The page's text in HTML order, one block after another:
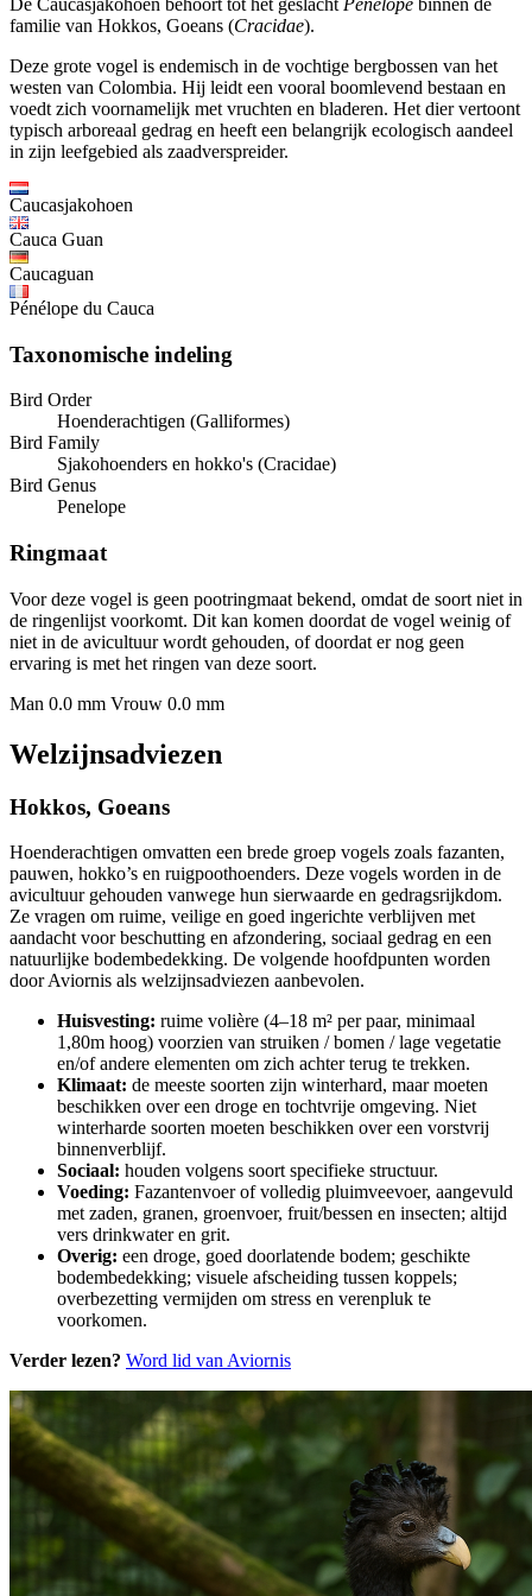
De Caucasjakohoen behoort tot het geslacht Penelope binnen de
familie van Hokkos, Goeans (Cracidae).
Deze grote vogel is endemisch in de vochtige bergbossen van het
westen van Colombia. Hij leidt een vooral boomlevend bestaan en
voedt zich voornamelijk met vruchten en bladeren. Het dier vertoont
typisch arboreaal gedrag en heeft een belangrijk ecologisch aandeel
in zijn leefgebied als zaadverspreider.
Caucasjakohoen
Cauca Guan
Caucaguan
Pénélope du Cauca
Taxonomische indeling
Bird Order
Hoenderachtigen (Galliformes)
Bird Family
Sjakohoenders en hokko's (Cracidae)
Bird Genus
Penelope
Ringmaat
Voor deze vogel is geen pootringmaat bekend, omdat de soort niet in
de ringenlijst voorkomt. Dit kan komen doordat de vogel weinig of
niet in de avicultuur wordt gehouden, of doordat er nog geen
ervaring is met het ringen van deze soort.
Man 0.0 mm Vrouw 0.0 mm
Welzijnsadviezen
Hokkos, Goeans
Hoenderachtigen omvatten een brede groep vogels zoals fazanten,
pauwen, hokko’s en ruigpoothoenders. Deze vogels worden in de
avicultuur gehouden vanwege hun sierwaarde en gedragsrijkdom.
Ze vragen om ruime, veilige en goed ingerichte verblijven met
aandacht voor beschutting en afzondering, sociaal gedrag en een
natuurlijke bodembedekking. De volgende hoofdpunten worden
door Aviornis als welzijnsadviezen aanbevolen.
Huisvesting: ruime volière (4–18 m² per paar, minimaal
1,80m hoog) voorzien van struiken / bomen / lage vegetatie
en/of andere elementen om zich achter terug te trekken.
Klimaat: de meeste soorten zijn winterhard, maar moeten
beschikken over een droge en tochtvrije omgeving. Niet
winterharde soorten moeten beschikken over een vorstvrij
binnenverblijf.
Sociaal: houden volgens soort specifieke structuur.
Voeding: Fazantenvoer of volledig pluimveevoer, aangevuld
met zaden, granen, groenvoer, fruit/bessen en insecten; altijd
vers drinkwater en grit.
Overig: een droge, goed doorlatende bodem; geschikte
bodembedekking; visuele afscheiding tussen koppels;
overbezetting vermijden om stress en verenpluk te
voorkomen.
Verder lezen? Word lid van Aviornis